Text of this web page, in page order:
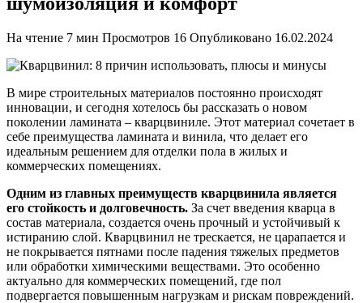
На чтение 7 мин Просмотров 16 Опубликовано 16.02.2024
В мире строительных материалов постоянно происходят
инновации, и сегодня хотелось бы рассказать о новом
поколении ламината – кварцвиниле. Этот материал сочетает в
себе преимущества ламината и винила, что делает его
идеальным решением для отделки пола в жилых и
коммерческих помещениях.
Одним из главных преимуществ кварцвинила является
его стойкость и долговечность. За счет введения кварца в
состав материала, создается очень прочный и устойчивый к
истиранию слой. Кварцвинил не трескается, не царапается и
не покрывается пятнами после падения тяжелых предметов
или обработки химическими веществами. Это особенно
актуально для коммерческих помещений, где пол
подвергается повышенным нагрузкам и рискам повреждений.